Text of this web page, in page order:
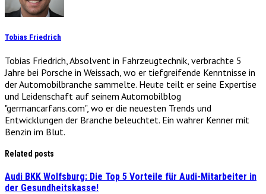
Tobias Friedrich
Tobias Friedrich, Absolvent in Fahrzeugtechnik, verbrachte 5
Jahre bei Porsche in Weissach, wo er tiefgreifende Kenntnisse in
der Automobilbranche sammelte. Heute teilt er seine Expertise
und Leidenschaft auf seinem Automobilblog
"germancarfans.com", wo er die neuesten Trends und
Entwicklungen der Branche beleuchtet. Ein wahrer Kenner mit
Benzin im Blut.
Related posts
Audi BKK Wolfsburg: Die Top 5 Vorteile für Audi-Mitarbeiter in
der Gesundheitskasse!